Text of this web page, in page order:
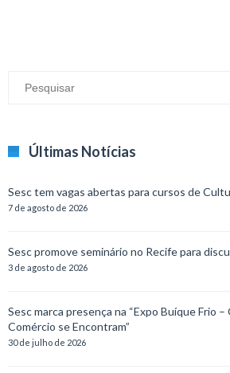
Últimas Notícias
Sesc tem vagas abertas para cursos de
7 de agosto de 2026
Sesc promove seminário no Recife para
3 de agosto de 2026
Sesc marca presença na “Expo Buíque Frio
Comércio se Encontram”
30 de julho de 2026